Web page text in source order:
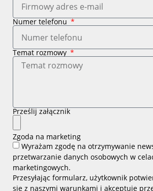
Numer telefonu
Temat rozmowy
Prześlij załącznik
Zgoda na marketing
Wyrażam zgodę na otrzymywanie
przetwarzanie danych osobowych w
marketingowych.
Przesyłając formularz, użytkownik
się z naszymi warunkami i akceptuje